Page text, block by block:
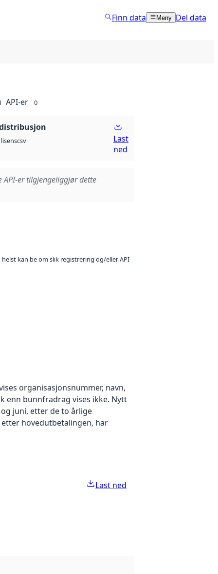
Finn data Meny Del data
API-er 0
csv
Last
ned
API-er tilgjengeliggjør dette
kan be om slik registrering og/eller API-
organisasjonsnummer, navn,
enn bunnfradrag vises ikke. Nytt
juni, etter de to årlige
hovedutbetalingen, har
Last ned